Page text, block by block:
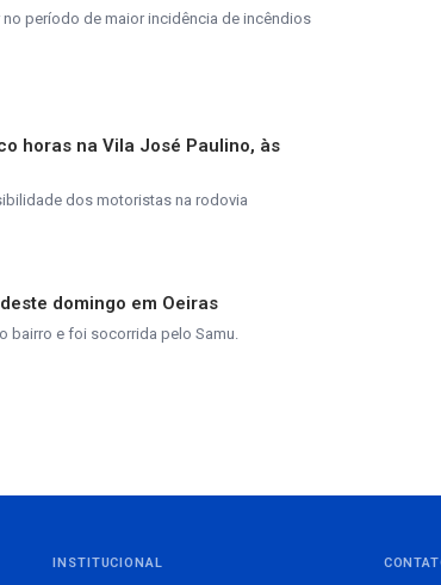
período de maior incidência de incêndios
horas na Vila José Paulino, às
dos motoristas na rodovia
domingo em Oeiras
bairro e foi socorrida pelo Samu.
INSTITUCIONAL